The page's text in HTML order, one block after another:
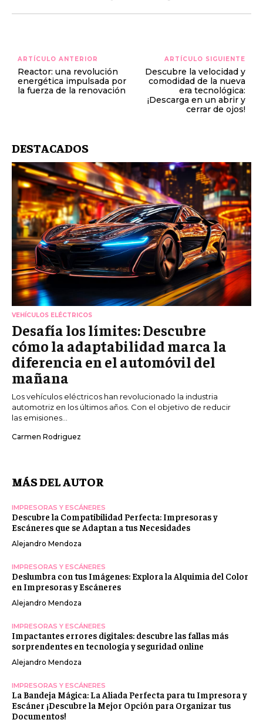
ARTÍCULO ANTERIOR
Reactor: una revolución
energética impulsada por
la fuerza de la renovación
ARTÍCULO SIGUIENTE
Descubre la velocidad y
comodidad de la nueva
era tecnológica:
¡Descarga en un abrir y
cerrar de ojos!
DESTACADOS
VEHÍCULOS ELÉCTRICOS
Desafía los límites: Descubre
cómo la adaptabilidad marca la
diferencia en el automóvil del
mañana
Los vehículos eléctricos han revolucionado la industria
automotriz en los últimos años. Con el objetivo de reducir
las emisiones...
Carmen Rodriguez
MÁS DEL AUTOR
IMPRESORAS Y ESCÁNERES
Descubre la Compatibilidad Perfecta: Impresoras y
Escáneres que se Adaptan a tus Necesidades
Alejandro Mendoza
IMPRESORAS Y ESCÁNERES
Deslumbra con tus Imágenes: Explora la Alquimia del Color
en Impresoras y Escáneres
Alejandro Mendoza
IMPRESORAS Y ESCÁNERES
Impactantes errores digitales: descubre las fallas más
sorprendentes en tecnología y seguridad online
Alejandro Mendoza
IMPRESORAS Y ESCÁNERES
La Bandeja Mágica: La Aliada Perfecta para tu Impresora y
Escáner ¡Descubre la Mejor Opción para Organizar tus
Documentos!